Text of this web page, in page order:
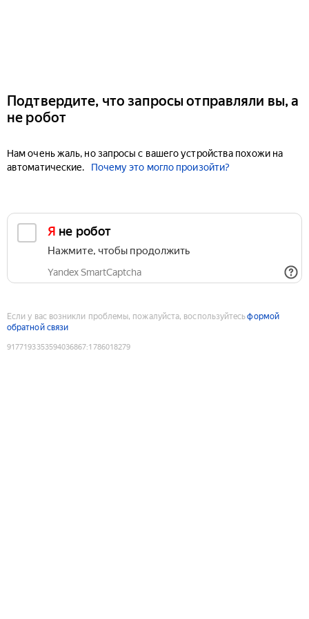
Подтвердите, что запросы отправляли вы, а
не робот
Нам очень жаль, но запросы с вашего устройства похожи на
автоматические.
Почему это могло произойти?
Я не робот
Нажмите, чтобы продолжить
Yandex SmartCaptcha
Если у вас возникли проблемы, пожалуйста, воспользуйтесьформой
обратной связи
9177193353594036867:1786018279